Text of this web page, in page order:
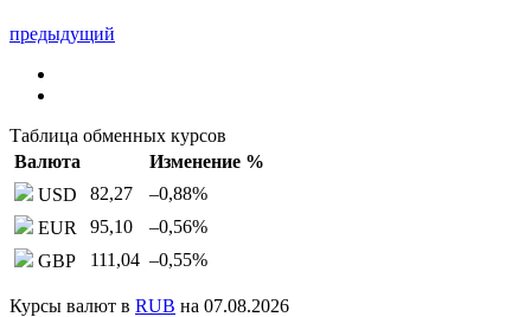
предыдущий
Таблица обменных курсов
Валюта
Изменение %
USD
82,27 –0,88%
EUR
95,10 –0,56%
GBP
111,04 –0,55%
Курсы валют в RUB на 07.08.2026